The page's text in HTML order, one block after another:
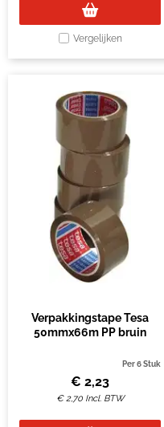
Vergelijken
Verpakkingstape Tesa
50mmx66m PP bruin
Per 6 Stuk
€ 2,23
€2,70 Incl. BTW